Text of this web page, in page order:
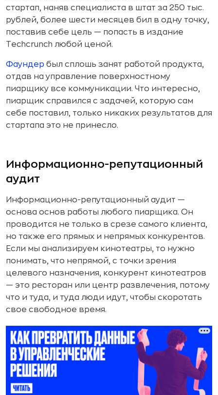
стартап, наняв специалиста в штат за 250 тыс.
рублей, более шести месяцев бил в одну точку,
поставив себе цель — попасть в издание
Techcrunch любой ценой.
Фаундер был сплошь занят работой продукта,
отдав на управление поверхностному
пиарщику все коммуникации. Что интересно,
пиарщик справился с задачей, которую сам
себе поставил, только никаких результатов для
стартапа это не принесло.
Информационно-репутационный
аудит
Информационно-репутационный аудит —
основа основ работы любого пиарщика. Он
проводится не только в срезе самого клиента,
но также его прямых и непрямых конкурентов.
Если мы анализируем кинотеатры, то нужно
понимать, что непрямой, с точки зрения
целевого назначения, конкурент кинотеатров
— это ресторан или центр развлечения, потому
что и туда, и туда люди идут, чтобы скоротать
свое свободное время.